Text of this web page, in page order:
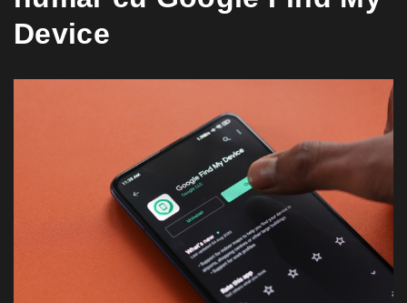
Device